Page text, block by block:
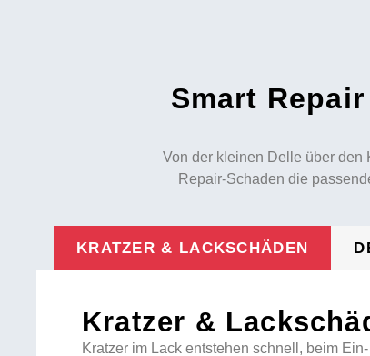
KRATZER & LACKSCHÄDEN
Kratzer &
Kratzer im Lack entstehen schnell, beim
Smart
Von der kleinen Delle über den
Repair-Schaden die